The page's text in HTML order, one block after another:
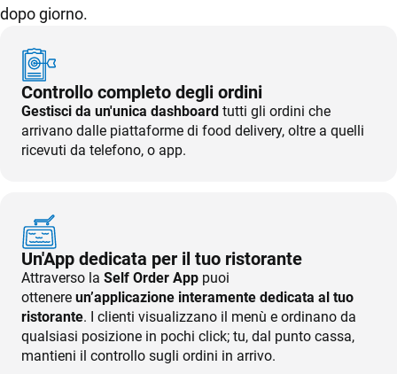
CRM
Ecommerce
Email Marketing
Financial Solutions
HR
Trust Services
TeamSystem Corporate
TeamSystem Store
Listini e menu
Gestione
conto
Fatturazione
elettronica
GESTIONE
MAGAZZINO
Magazzino
ADD ON &
INTEGRAZIONI
Integrazioni e
API
HARDWARE
Registratori
di cassa,
Totem,
dopo giorno.
Controllo completo degli ordini
Gestisci da un'unica dashboard tutti gli ordini che
arrivano dalle piattaforme di food delivery, oltre a quelli
ricevuti da telefono, o app.
Un'App dedicata per il tuo ristorante
Attraverso la Self Order App puoi
ottenere un’applicazione interamente dedicata al tuo
ristorante. I clienti visualizzano il menù e ordinano da
qualsiasi posizione in pochi click; tu, dal punto cassa,
mantieni il controllo sugli ordini in arrivo.